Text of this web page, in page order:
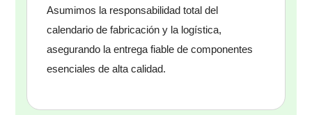
Asumimos la responsabilidad total del
calendario de fabricación y la logística,
asegurando la entrega fiable de componentes
esenciales de alta calidad.